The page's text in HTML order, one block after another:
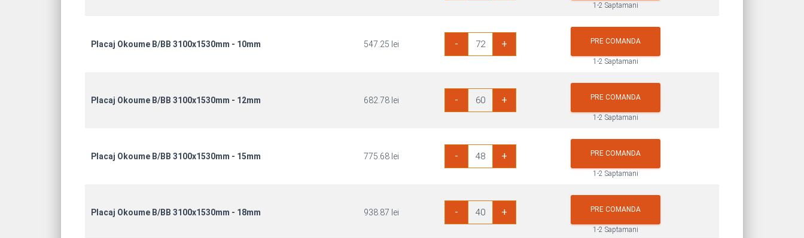
1-2 Saptamani
Placaj Okoume B/BB 3100x1530mm - 10mm 547.25 lei -
Placaj
+ PRE COMANDA
1-2 Saptamani
Placaj Okoume B/BB 3100x1530mm - 12mm 682.78 lei -
Placaj
+ PRE COMANDA
1-2 Saptamani
Placaj Okoume B/BB 3100x1530mm - 15mm 775.68 lei -
Placaj
+ PRE COMANDA
1-2 Saptamani
Placaj Okoume B/BB 3100x1530mm - 18mm 938.87 lei -
Placaj
+ PRE COMANDA
1-2 Saptamani